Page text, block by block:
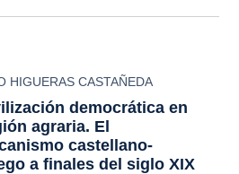
HIGUERAS CASTAÑEDA
democrática en
agraria. El
castellano-
a finales del siglo XIX